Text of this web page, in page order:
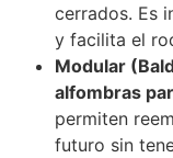
cerrados. Es
y facilita el
Modular
alfombras
permiten
futuro sin